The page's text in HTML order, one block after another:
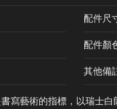
配件尺
配件顏
其他備
寫藝術的指標，以瑞士